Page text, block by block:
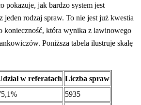
pokazuje, jak bardzo system jest
jeden rodzaj spraw. To nie jest już kwestia
konieczność, która wynika z lawinowego
Poniższa tabela ilustruje skalę
w referatach Liczba spraw
5935